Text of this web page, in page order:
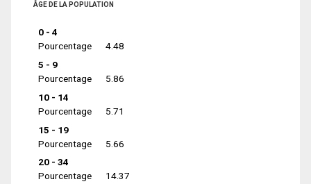
ÂGE DE LA POPULATION
0 - 4
Pourcentage
4.48
5 - 9
Pourcentage
5.86
10 - 14
Pourcentage
5.71
15 - 19
Pourcentage
5.66
20 - 34
Pourcentage
14.37